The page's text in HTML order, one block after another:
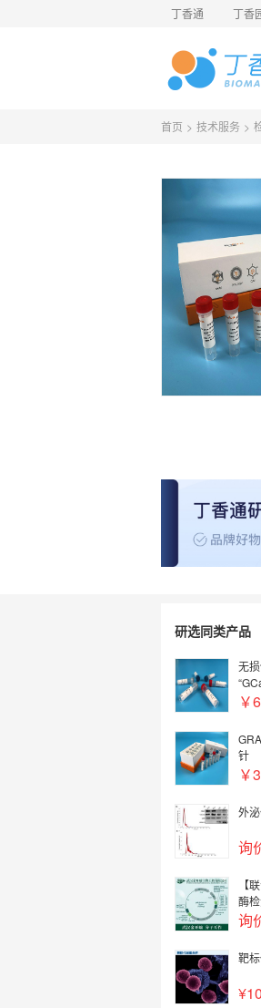
丁香通 丁香
首页 > 技术服务 >
研选同类产品
无
￥
针
￥
外
询
【
酶
基
酶
检
报告
询
靶